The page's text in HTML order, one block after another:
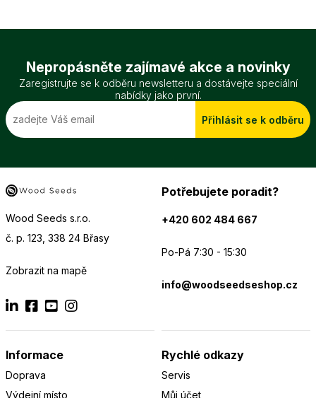
Nepropásněte zajímavé akce a novinky
Zaregistrujte se k odběru newsletteru a dostávejte speciální
nabídky jako první.
Přihlásit se k odběru
Wood Seeds s.r.o.
č. p. 123, 338 24 Břasy
Zobrazit na mapě
Potřebujete poradit?
+420 602 484 667
Po-Pá 7:30 - 15:30
info@woodseedseshop.cz
Informace
Doprava
Výdejní místo
Rychlé odkazy
Servis
Můj účet